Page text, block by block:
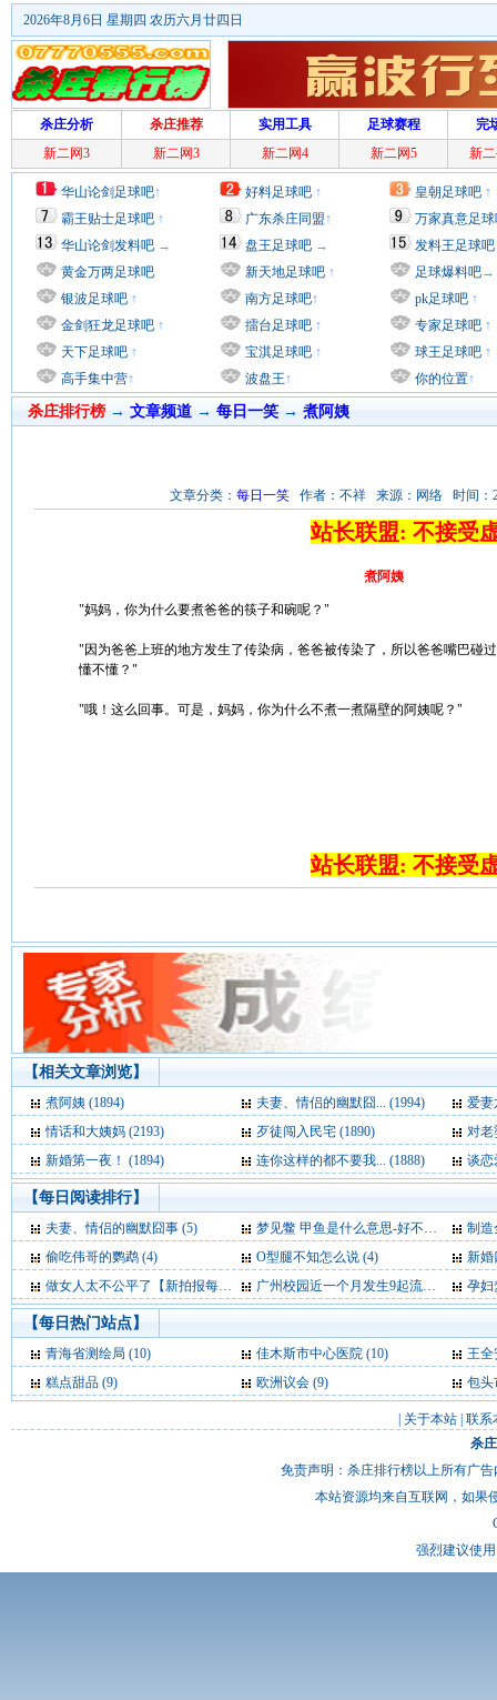
2026年8月6日 星期四 农历六月廿四日
杀庄分析 杀庄推荐 实用工具 足球赛程
完
新二网3
新二网3 新二网4 新二网5 新
华山论剑足球吧↑
霸王贴士足球吧 ↑
华山论剑发料吧 →
黄金万两足球吧
银波足球吧 ↑
金剑狂龙足球吧 ↑
天下足球吧 ↑
高手集中营↑
好料足球吧 ↑
广东杀庄同盟↑
盘王足球吧 →
新天地足球吧 ↑
南方足球吧↑
擂台足球吧 ↑
宝淇足球吧 ↑
波盘王↑
皇朝足球吧 ↑
万家真意足
发料王足球吧
足球爆料吧→
pk足球吧 ↑
专家足球吧 ↑
球王足球吧 ↑
你的位置↑
杀庄排行榜 → 文章频道→ 每日一笑 → 煮阿姨
文章分类： 每日一笑 作者：不祥 来源：网络 时间：
站长联盟: 不接受
煮阿姨
"妈妈，你为什么要煮爸爸的筷子和碗呢？"
"因为爸爸上班的地方发生了传染病，爸爸被传染了，所以爸爸嘴巴碰
懂不懂？"
"哦！这么回事。可是，妈妈，你为什么不煮一煮隔壁的阿姨呢？"
站长联盟: 不接受
【相关文章浏览】
煮阿姨 (1894) 夫妻、情侣的幽默囧... (1994)
爱妻
情话和大姨妈 (2193)
歹徒闯入民宅 (1890)
对老
新婚第一夜！ (1894)
连你这样的都不要我... (1888) 谈恋
【每日阅读排行】
夫妻、情侣的幽默囧事 (5) 梦见鳖 甲鱼是什么意思-好不好-代表什么-周公解梦 (5)
制造
偷吃伟哥的鹦鹉 (4)
O型腿不知怎么说 (4)
新婚
做女人太不公平了【新拍报每日一笑】 (4)
广州校园近一个月发生9起流感聚集性病例 (4) 孕妇梦见
【每日热门站点】
青海省测绘局 (10) 佳木斯市中心医院 (10)
王全
糕点甜品 (9) 欧洲议会 (9) 包头
关于本站 联系
杀
免责声明：杀庄排行榜以上所有广
本站资源均来自互联网，如果
强烈建议使